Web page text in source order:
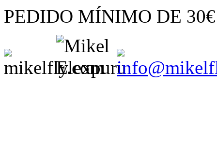
PEDIDO MÍNIMO DE 30€